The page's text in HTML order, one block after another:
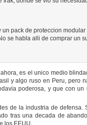
pack de proteccion
se habla alli de comprar un
es el unico medio
y algo ruso en Peru, pero
poderosa, y que con
de la industria de
tras una decada de